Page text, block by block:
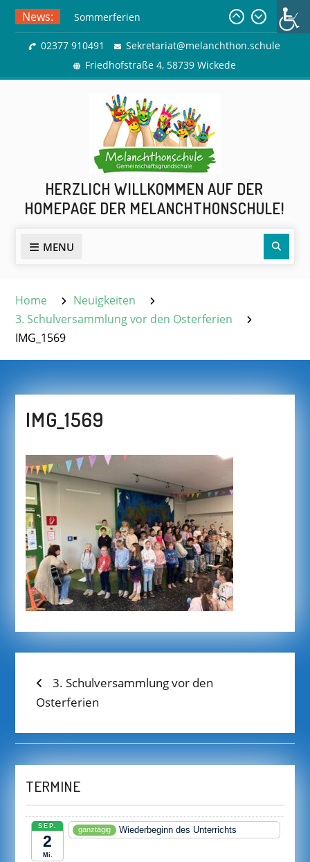
Skip
content
News:
Sommerferien
Ausflug zur Freilichtbühne
Herdringen
02377 910491
Sekretariat@melanchthon.schule
Friedhofstraße 4, 58739 Wickede
HERZLICH WILLKOMMEN AUF DER
HOMEPAGE DER MELANCHTHONSCHULE!
MENU
Home
Neuigkeiten
3. Schulversammlung vor den Osterferien
IMG_1569
IMG_1569
BEITRAGS-
NAVIGATION
Previous
post:
3. Schulversammlung vor den
Osterferien
TERMINE
SEP.
2
Mi.
ganztägig Wiederbeginn des Unterrichts